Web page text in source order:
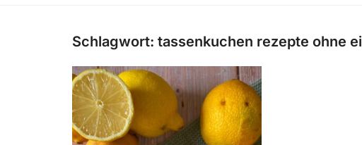
Schlagwort: tassenkuchen rezepte ohne ei